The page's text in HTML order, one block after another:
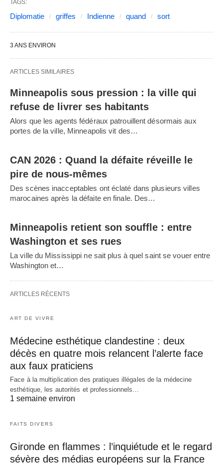
TAGS:
Diplomatie griffes Indienne quand sort
3 ANS ENVIRON
ARTICLES SIMILAIRES
Minneapolis sous pression : la ville qui
refuse de livrer ses habitants
Alors que les agents fédéraux patrouillent désormais aux
portes de la ville, Minneapolis vit des…
CAN 2026 : Quand la défaite réveille le
pire de nous-mêmes
Des scènes inacceptables ont éclaté dans plusieurs villes
marocaines après la défaite en finale. Des…
Minneapolis retient son souffle : entre
Washington et ses rues
La ville du Mississippi ne sait plus à quel saint se vouer entre
Washington et…
ARTICLES RÉCENTS
ART DE VIVRE
Médecine esthétique clandestine : deux
décès en quatre mois relancent l’alerte face
aux faux praticiens
Face à la multiplication des pratiques illégales de la médecine
esthétique, les autorités et professionnels…
1 semaine environ
FAITS DIVERS
Gironde en flammes : l’inquiétude et le regard
sévère des médias européens sur la France